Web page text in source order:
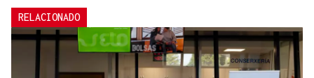
RELACIONADO